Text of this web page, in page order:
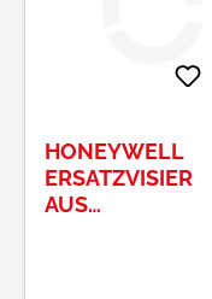
DE, +495139959530,
HONEYWELL
ERSATZVISIER
AUS